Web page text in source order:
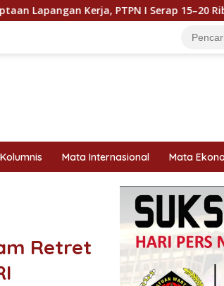
15–20 Ribu Pekerja di Pabrik
Mata Internasional Mata
Retret